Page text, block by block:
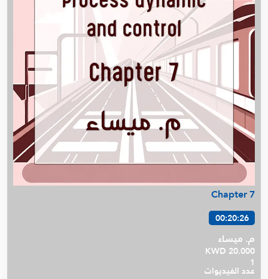
Chapter 7
00:20:26
م. ميساء
KWD 20.000
1
عدد الفيديوات